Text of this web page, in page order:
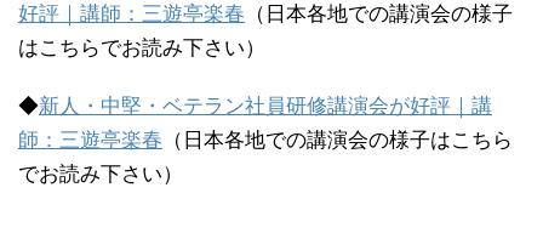
好評｜講師：三遊亭楽春 （日本各地での講演会の様子
はこちらでお読み下さい）
◆新人・中堅・ベテラン社員研修講演会が好評｜講
師：三遊亭楽春 （日本各地での講演会の様子はこちら
でお読み下さい）